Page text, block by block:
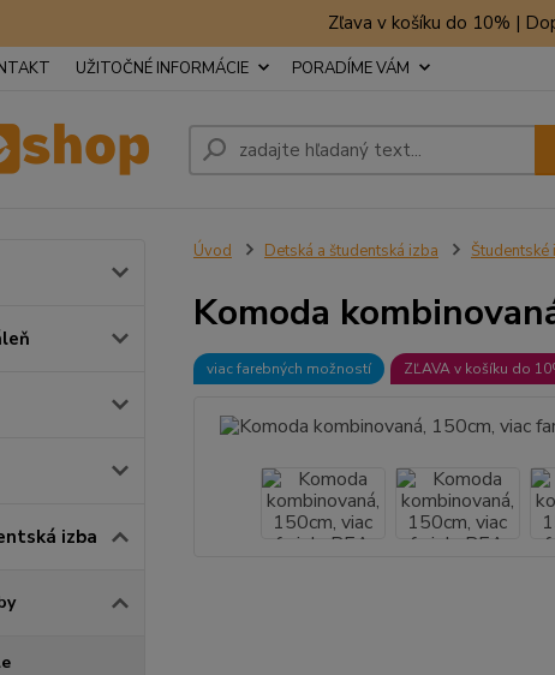
Zľava v košíku do 10% |
UŽITOČNÉ INFORMÁCIE PORADÍME VÁM
izba
Úvod Detská a študentská izba Študentské
Komoda
viac farebných možností ZĽAVA v košíku do